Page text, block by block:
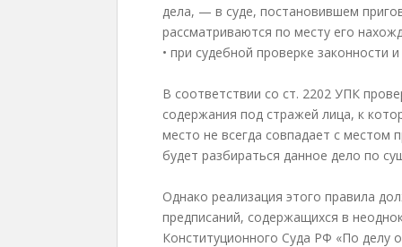
дела, — в суде, постановившем
рассматриваются по месту его
• при судебной проверке законности
В соответствии со ст. 2202 УПК
содержания под стражей лица, к
место не всегда совпадает с местом
будет разбираться данное дело по
Однако реализация этого правила
предписаний, содержащихся в
Конституционного Суда РФ «По делу